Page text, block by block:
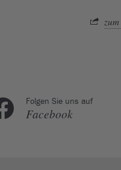
Folgen Sie uns auf
Facebook